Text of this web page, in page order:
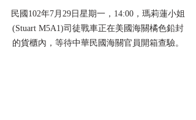
民國102年7月29日星期一，14:00，瑪莉蓮小姐
(Stuart M5A1)司徒戰車正在美國海關橘色鉛封
的貨櫃內，等待中華民國海關官員開箱查驗。